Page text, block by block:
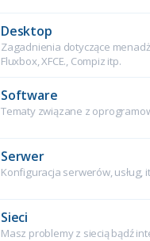
Desktop
Zagadnienia dotyczące
Fluxbox, XFCE., Compiz itp.
Software
Tematy związane z
Serwer
Konfiguracja serwerów, usług,
Sieci
Masz problemy z siecią bądź